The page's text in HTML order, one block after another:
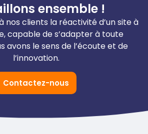
ensemble !
nos clients la réactivité d’un site à
capable de s’adapter à toute
avons le sens de l’écoute et de
l’innovation.
Contactez-nous